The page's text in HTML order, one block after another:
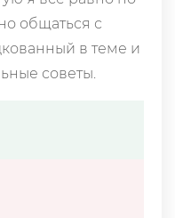
общаться с
в теме и
советы.